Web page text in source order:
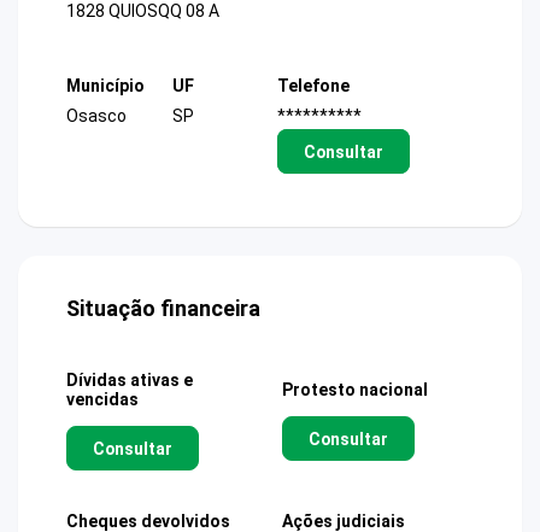
1828 QUIOSQQ 08 A
Município
Osasco
UF
SP
Telefone
**********
Consultar
Situação financeira
Dívidas ativas e
vencidas
Consultar
Protesto nacional
Consultar
Cheques devolvidos Ações judiciais